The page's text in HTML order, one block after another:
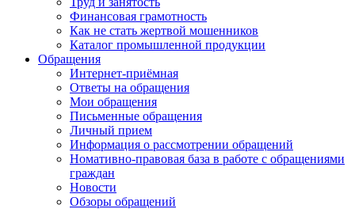
Финансовая грамотность
Как не стать жертвой мошенников
Каталог промышленной продукции
Обращения
Интернет-приёмная
Ответы на обращения
Мои обращения
Письменные обращения
Личный прием
Информация о рассмотрении обращений
Номативно-правовая база в работе с обращениями
граждан
Новости
Обзоры обращений